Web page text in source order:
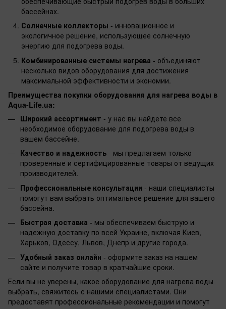
бассейнах.
Солнечные коллекторы - инновационное и
экологичное решение, использующее солнечную
энергию для подогрева воды.
Комбинированные системы нагрева - объединяют
несколько видов оборудования для достижения
максимальной эффективности и экономии.
Преимущества покупки оборудования для нагрева воды в
Aqua-Life.ua:
Широкий ассортимент - у нас вы найдете все
необходимое оборудование для подогрева воды в
вашем бассейне.
Качество и надежность - мы предлагаем только
проверенные и сертифицированные товары от ведущих
производителей.
Профессиональные консультации - наши специалисты
помогут вам выбрать оптимальное решение для вашего
бассейна.
Быстрая доставка - мы обеспечиваем быструю и
надежную доставку по всей Украине, включая Киев,
Харьков, Одессу, Львов, Днепр и другие города.
Удобный заказ онлайн - оформите заказ на нашем
сайте и получите товар в кратчайшие сроки.
Если вы не уверены, какое оборудование для нагрева воды
выбрать, свяжитесь с нашими специалистами. Они
предоставят профессиональные рекомендации и помогут